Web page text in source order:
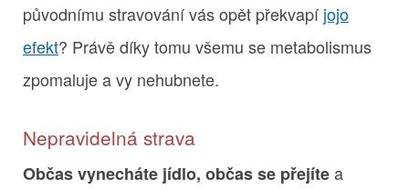
původnímu stravování vás opět překvapíjojo
efekt? Právě díky tomu všemu se metabolismus
zpomaluje a vy nehubnete.
Nepravidelná strava
Občas vynecháte jídlo, občas se přejítea